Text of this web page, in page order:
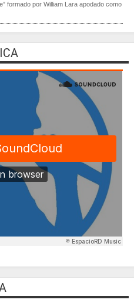
formado por William Lara apodado como